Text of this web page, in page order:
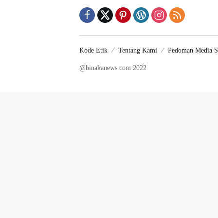
Kode Etik Tentang Kami Pedoman Media
@binakanews.com 2022